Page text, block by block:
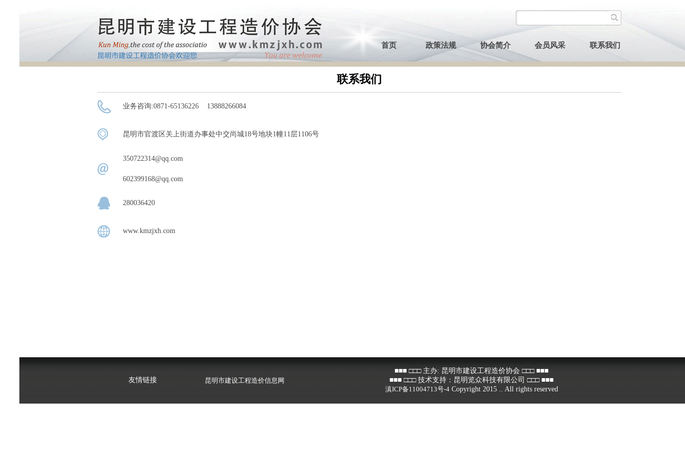
首页 政策法规 协会简介 会员风采 联系我们
联系我们
业务咨询:0871-65136226 13888266084
昆明市官渡区关上街道办事处中交尚城18号地块1幢11层1106号
350722314@qq.com
602399168@qq.com
280036420
www.kmzjxh.com
友情链接 昆明市建设工程造价信息网
■■■ □□□ 主办: 昆明市建设工程造价协会 □□□ ■■■
■■■ □□□ 技术支持：昆明览众科技有限公司 □□□ ■■■
滇ICP备11004713号-4Copyright 2015 .. All rights reserved